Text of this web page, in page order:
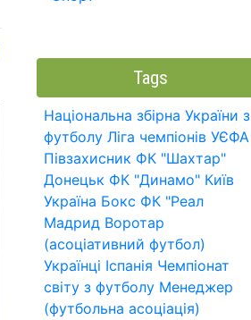
Tags
Національна збірна України з
футболу Ліга чемпіонів УЄФА
Півзахисник ФК "Шахтар"
Донецьк ФК "Динамо" Київ
Україна Бокс ФК "Реал
Мадрид Воротар
(асоціативний футбол)
Українці Іспанія Чемпіонат
світу з футболу Менеджер
(футбольна асоціація)